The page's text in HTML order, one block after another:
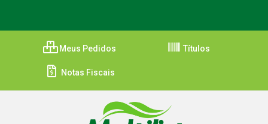
Meus Pedidos Títulos
Notas Fiscais